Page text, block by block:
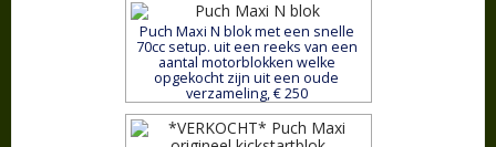
Puch Maxi N blok met een snelle
70cc setup. uit een reeks van een
aantal motorblokken welke
opgekocht zijn uit een oude
verzameling, € 250